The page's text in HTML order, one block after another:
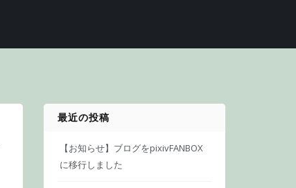
最近の投稿
【お知らせ】ブログをpixivFANBOX
に移行しました